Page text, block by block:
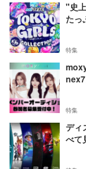
"史
たっ
特集
nex7
特集
ディ
べて